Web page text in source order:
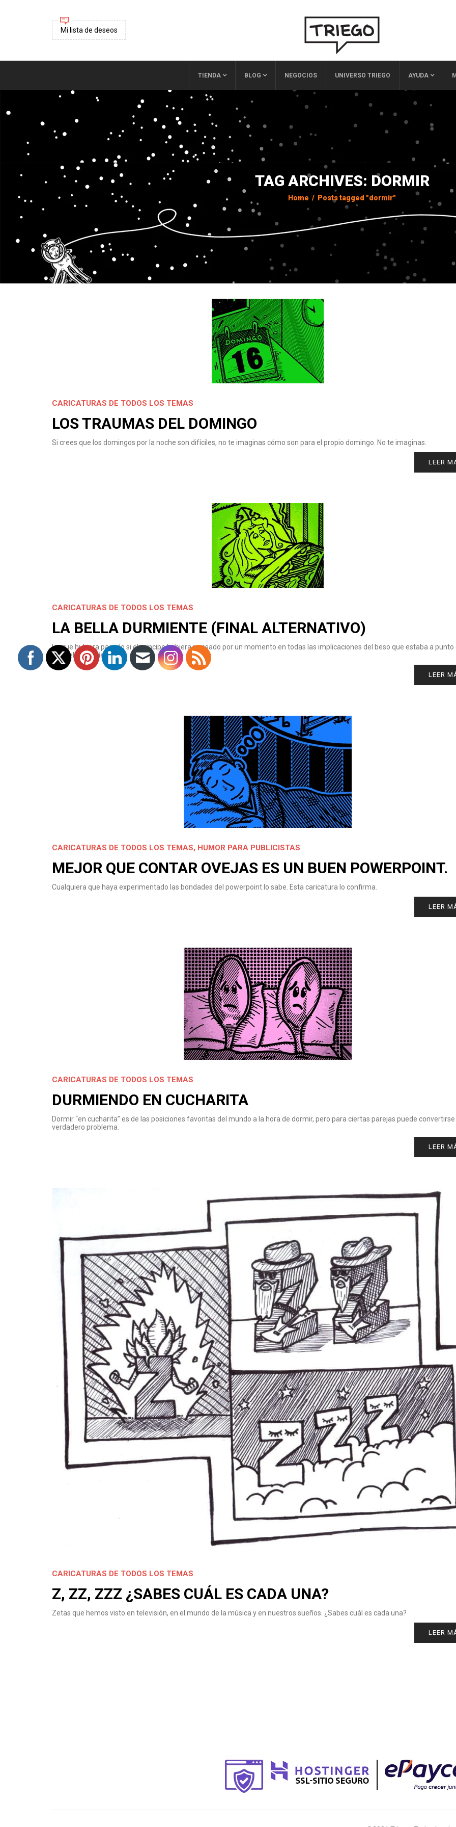
Mi lista de deseos
TIENDA BLOG NEGOCIOS UNIVERSO TRIEGO AYUDA
TAG ARCHIVES: DORMIR
Home / Posts tagged "dormir"
CARICATURAS DE TODOS LOS TEMAS
LOS TRAUMAS DEL DOMINGO
Si crees que los domingos por la noche son difíciles, no te imaginas cómo son para el propio domingo. No te imaginas.
LEER
CARICATURAS DE TODOS LOS TEMAS
LA BELLA DURMIENTE (FINAL ALTERNATIVO)
Lo que hubiera pasado si el principe hubiera pensado por un momento en todas las implicaciones del beso que estaba a punto
a la bella durmiente…
LEER
CARICATURAS DE TODOS LOS TEMAS, HUMOR PARA PUBLICISTAS
MEJOR QUE CONTAR OVEJAS ES UN BUEN POWERPOINT.
Cualquiera que haya experimentado las bondades del powerpoint lo sabe. Esta caricatura lo confirma.
LEER
CARICATURAS DE TODOS LOS TEMAS
DURMIENDO EN CUCHARITA
Dormir “en cucharita” es de las posiciones favoritas del mundo a la hora de dormir, pero para ciertas parejas puede
verdadero problema.
LEER
CARICATURAS DE TODOS LOS TEMAS
Z, ZZ, ZZZ ¿SABES CUÁL ES CADA UNA?
Zetas que hemos visto en televisión, en el mundo de la música y en nuestros sueños. ¿Sabes cuál es cada una?
LEER